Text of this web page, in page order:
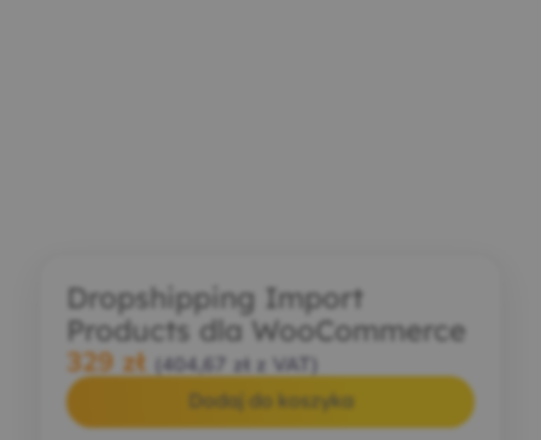
Dropshipping Import
Products dla WooCommerce
329 zł 404,67 zł z VAT)
Dodaj do koszyka